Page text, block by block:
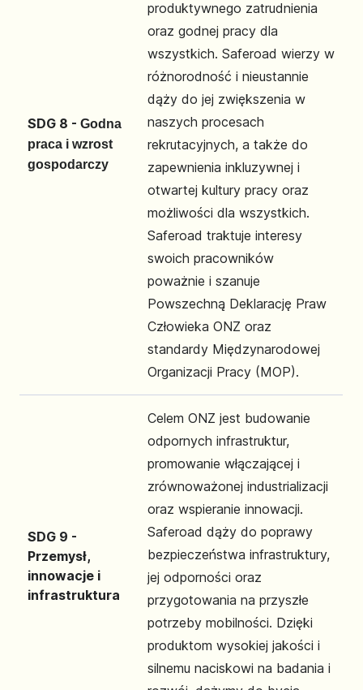
SDG 8 - Godna
praca i wzrost
gospodarczy
produktywnego zatrudnienia
oraz godnej pracy dla
wszystkich. Saferoad wierzy w
różnorodność i nieustannie
dąży do jej zwiększenia w
naszych procesach
rekrutacyjnych, a także do
zapewnienia inkluzywnej i
otwartej kultury pracy oraz
możliwości dla wszystkich.
Saferoad traktuje interesy
swoich pracowników
poważnie i szanuje
Powszechną Deklarację Praw
Człowieka ONZ oraz
standardy Międzynarodowej
Organizacji Pracy (MOP).
SDG 9 -
Przemysł,
innowacje i
infrastruktura
Celem ONZ jest budowanie
odpornych infrastruktur,
promowanie włączającej i
zrównoważonej industrializacji
oraz wspieranie innowacji.
Saferoad dąży do poprawy
bezpieczeństwa infrastruktury,
jej odporności oraz
przygotowania na przyszłe
potrzeby mobilności. Dzięki
produktom wysokiej jakości i
silnemu naciskowi na badania i